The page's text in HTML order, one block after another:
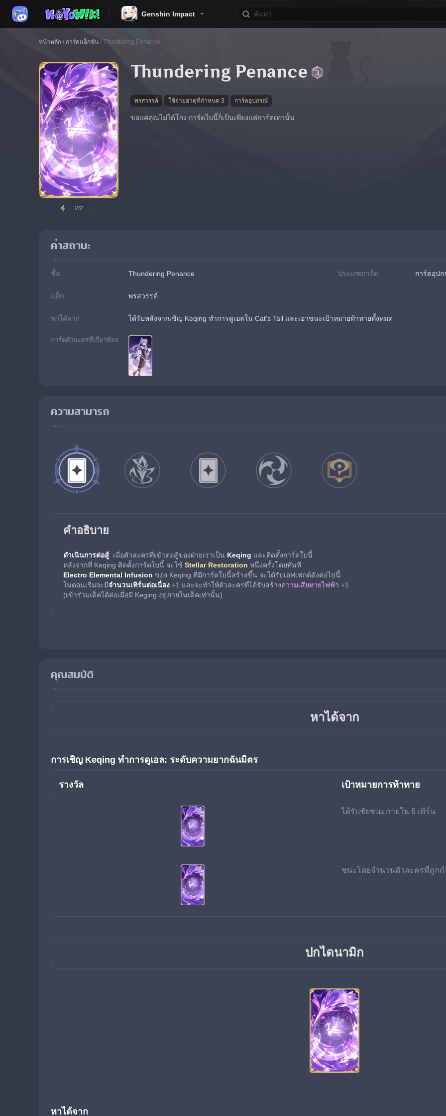
Genshin Impact
หน้าหลัก / การ์ดแอ็กชัน / Thundering Penance
2/2
Thundering Penance
พรสวรรค์ ใช้จ่ายธาตุที่กำหนด 3 การ์ดอุปกรณ์
ขอแค่คุณไม่ได้โกง การ์ดใบนี้ก็เป็นเพียงแค่การ์ดเท่านั้น
ค่าสถานะ
ชื่อ Thundering Penance ประเภทการ์ด การ์ดอุป
แท็ก พรสวรรค์
หาได้จาก ได้รับหลังจากเชิญ Keqing ทำการดูเอลใน Cat's Tail และเอาชนะเป้าหมายท้าทายทั้งหมด
การ์ดตัวละครที่เกี่ยวข้อง
ความสามารถ
คำอธิบาย
ดำเนินการต่อสู้: เมื่อตัวละครที่เข้าต่อสู้ของฝ่ายเราเป็น Keqing และติดตั้งการ์ดใบนี้
หลังจากที่ Keqing ติดตั้งการ์ดใบนี้ จะใช้ Stellar Restoration หนึ่งครั้งโดยทันที
Electro Elemental Infusion ของ Keqing ที่มีการ์ดใบนี้สร้างขึ้น จะได้รับเอฟเฟกต์ดังต่อไปนี้:
ในตอนเริ่มจะมีจำนวนเทิร์นต่อเนื่อง +1 และจะทำให้ตัวละครที่ได้รับสร้างความเสียหายไฟฟ้า +1
(เข้าร่วมเด็คได้ต่อเมื่อมี Keging อยู่ภายในเด็คเท่านั้น)
คุณสมบัติ
หาได้จาก
การเชิญ Keqing ทำการดูเอล: ระดับความยากฉันมิตร
รางวัล เป้าหมายการท้าทาย
ได้รับชัยชนะภายใน 6 เทิร์น
ชนะโดยจำนวนตัวละครที่ถูกก
ปกไดนามิก
หาได้จาก